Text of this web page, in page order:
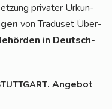
pri­va­ter Urkun­
von Tra­du­set Über­
in Deutsch­
. Ange­bot